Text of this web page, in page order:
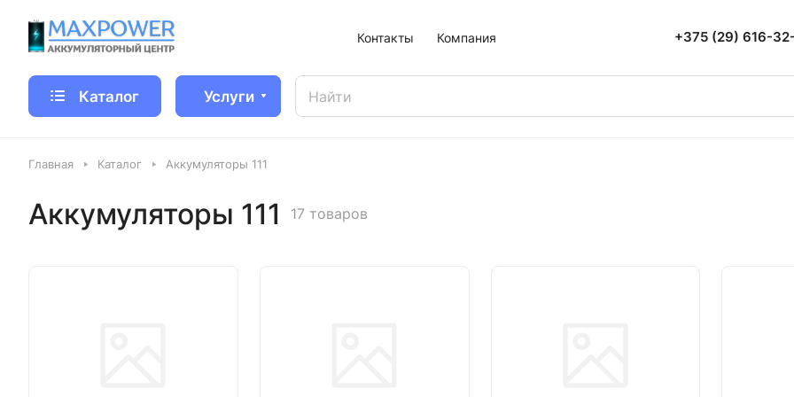
Контакты Компания +375 (29) 616-
Каталог Услуги
Главная Каталог Аккумуляторы 111
Аккумуляторы 111 17 товаров